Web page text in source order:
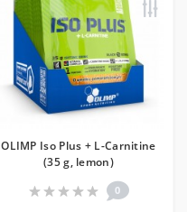
OLIMP Iso Plus + L-Carnitine
(35 g, lemon)
0